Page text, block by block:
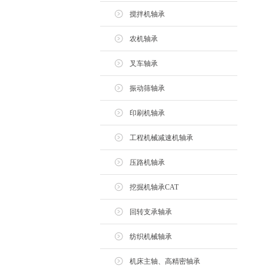
搅拌机轴承
农机轴承
叉车轴承
振动筛轴承
印刷机轴承
工程机械减速机轴承
压路机轴承
挖掘机轴承CAT
回转支承轴承
纺织机械轴承
机床主轴、高精密轴承